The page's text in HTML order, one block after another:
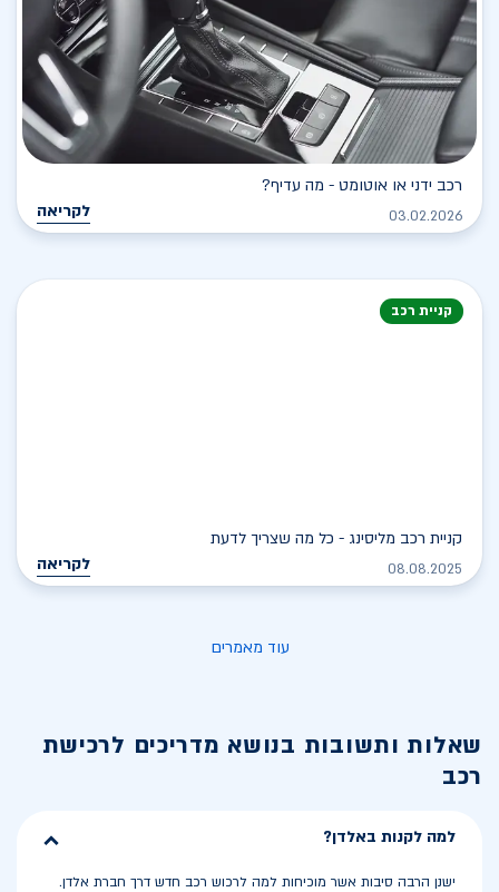
רכב ידני או אוטומט - מה עדיף?
03.02.2026 לקריאה
קניית רכב
קניית רכב מליסינג - כל מה שצריך לדעת
08.08.2025 לקריאה
עוד מאמרים
שאלות ותשובות בנושא מדריכים לרכישת
רכב
למה לקנות באלדן?
ישנן הרבה סיבות אשר מוכיחות למה לרכוש רכב חדש דרך חברת אלדן.